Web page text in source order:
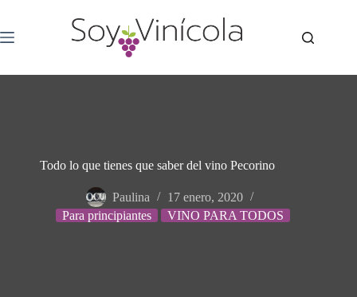
Todo lo que tienes que saber del vino Pecorino
Paulina
17 enero, 2020
Para principiantes
VINO PARA TODOS